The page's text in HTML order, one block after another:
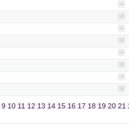
9 10 11 12 13 14 15 16 17 18 19 20 21